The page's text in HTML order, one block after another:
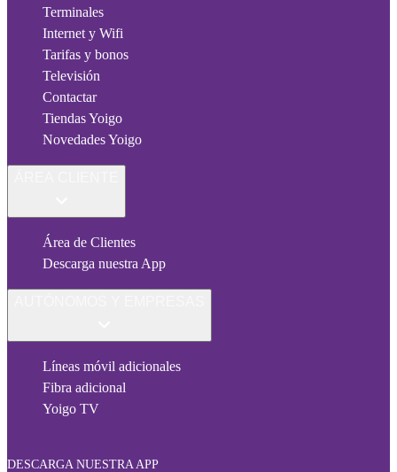
Terminales
Internet y Wifi
Tarifas y bonos
Televisión
Contactar
Tiendas Yoigo
Novedades Yoigo
Área de Clientes
Descarga nuestra App
Líneas móvil adicionales
Fibra adicional
Yoigo TV
DESCARGA NUESTRA APP